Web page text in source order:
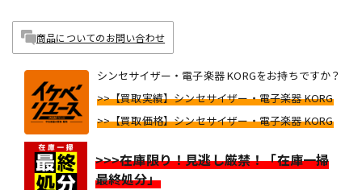
商品についてのお問い合わせ
シンセサイザー・電子楽器 KORGをお持ちですか？
>>【買取実績】シンセサイザー・電子楽器 KORG
>>【買取価格】シンセサイザー・電子楽器 KORG
>>>在庫限り！見逃し厳禁！「在庫一掃
最終処分」